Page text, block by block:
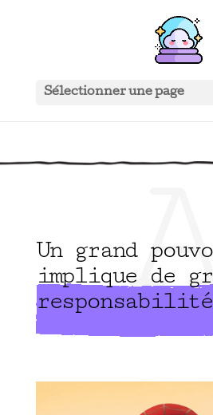
Sélectionner une page
Un grand
implique de